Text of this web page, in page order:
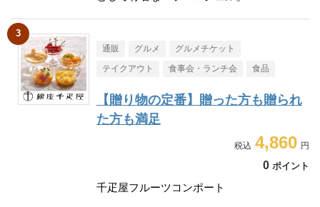
通販 グルメ グルメチケット
テイクアウト 食事会・ランチ会 食品
【贈り物の定番】贈った方も贈られ
た方も満足
4,860
0 ポイント
千疋屋フルーツコンポート